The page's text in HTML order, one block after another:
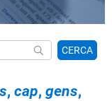
CERCA
, cap, gens,